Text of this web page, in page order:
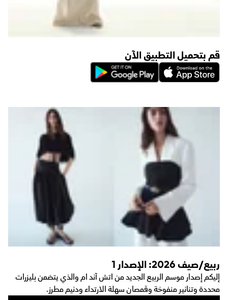
قم بتحميل التطبيق الآن
ربيع/صيف 2026: الإصدار 1
إليكم إصدار موسم الربيع الجديد من اتش آند ام والذي يتضمن بليزرات
محددة وتنانير منفوخة وقمصان سهلة الارتداء ودنيم مطرز.